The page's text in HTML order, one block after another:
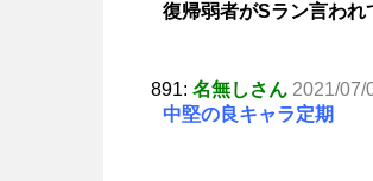
復帰弱者がSラン言われ
891: 名無しさん 2021/07/
中堅の良キャラ定期